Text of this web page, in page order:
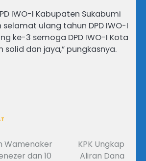
IWO-I Kabupaten Sukabumi
ulang tahun DPD IWO-I
ke-3 semoga DPD IWO-I Kota
solid dan jaya,” pungkasnya.
Wamenaker
dan 10
KPK Ungkap
Aliran Dana